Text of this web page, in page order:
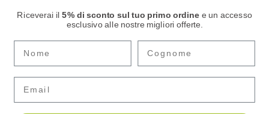
Riceverai il5% di sconto sul tuo primo ordine e un accesso
esclusivo alle nostre migliori offerte.
Email